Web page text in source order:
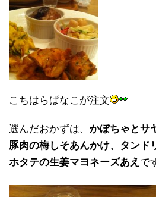
こちはらぱなこが注文
選んだおかずは、 かぼちゃとサ
豚肉の梅しそあんかけ、タンド
ホタテの生姜マヨネーズあえ で